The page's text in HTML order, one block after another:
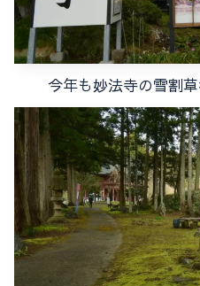
今年も妙法寺の雪割